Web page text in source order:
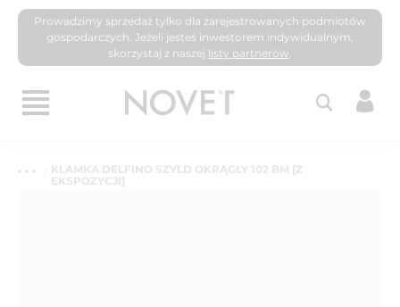
Prowadzimy sprzedaż tylko dla zarejestrowanych podmiotów
gospodarczych. Jeżeli jesteś inwestorem indywidualnym,
skorzystaj z naszej listy partnerów.
KLAMKA DELFINO SZYLD OKRĄGŁY 102 BM [Z
EKSPOZYCJI]